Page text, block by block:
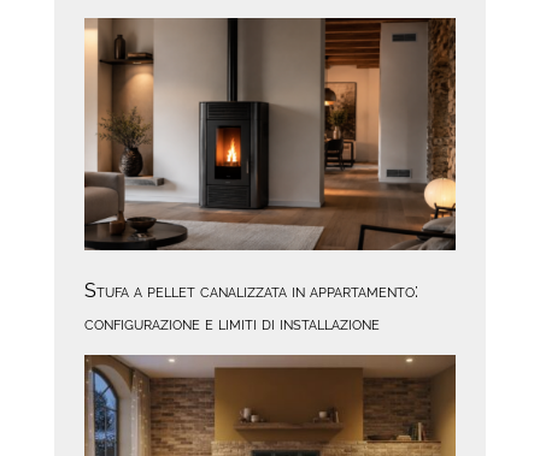
Stufa a pellet canalizzata in appartamento:
configurazione e limiti di installazione